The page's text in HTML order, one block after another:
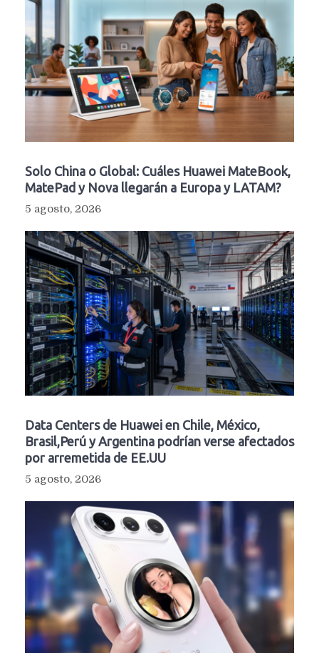
Solo China o Global: Cuáles Huawei MateBook,
MatePad y Nova llegarán a Europa y LATAM?
5 agosto, 2026
Data Centers de Huawei en Chile, México,
Brasil,Perú y Argentina podrían verse afectados
por arremetida de EE.UU
5 agosto, 2026